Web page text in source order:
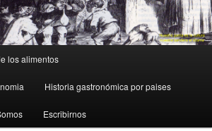
los alimentos
Historia gastronómica por paises
Escribirnos